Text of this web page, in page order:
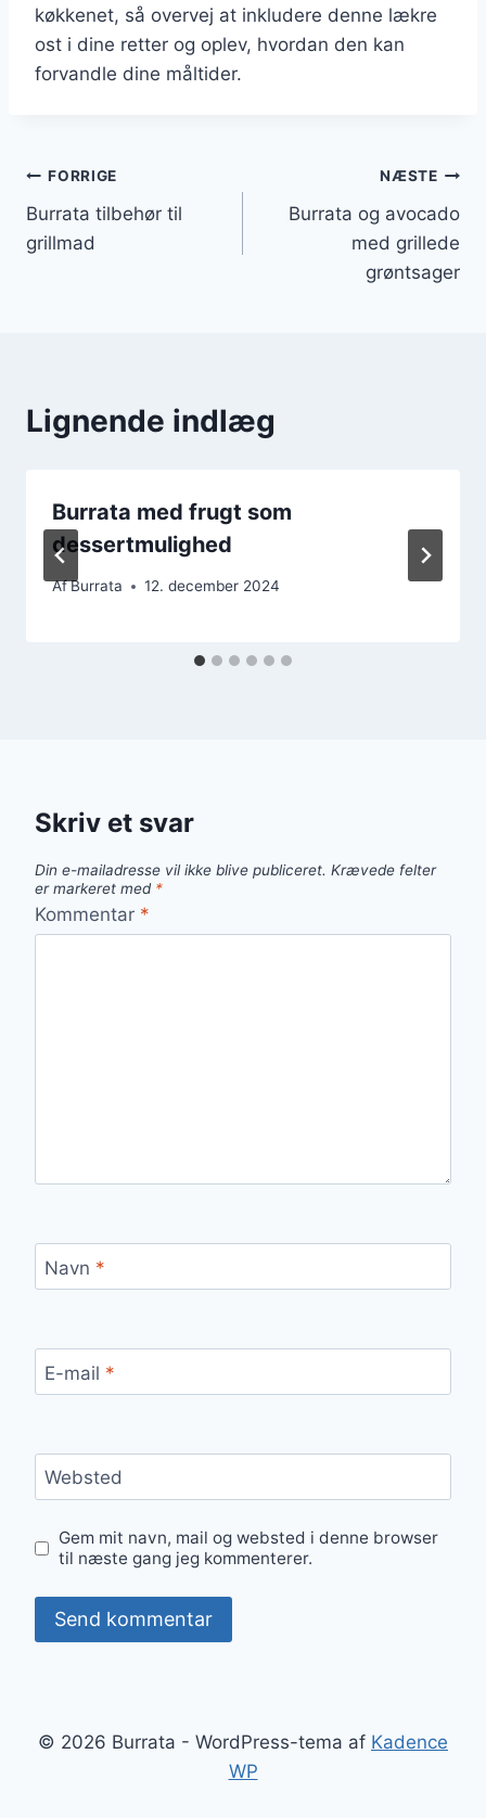
køkkenet, så overvej at inkludere denne lækre
ost i dine retter og oplev, hvordan den kan
forvandle dine måltider.
Indlægsnavigation
FORRIGE
Burrata tilbehør til
grillmad
NÆSTE
Burrata og avocado
med grillede
grøntsager
Lignende indlæg
Burrata med frugt som
dessertmulighed
AfBurrata 12. december 2024
Skriv et svar
Din e-mailadresse vil ikke blive publiceret. Krævede felter
er markeret med *
Kommentar *
Navn *
E-mail *
Websted
Gem mit navn, mail og websted i denne browser
til næste gang jeg kommenterer.
© 2026 Burrata - WordPress-tema af Kadence
WP